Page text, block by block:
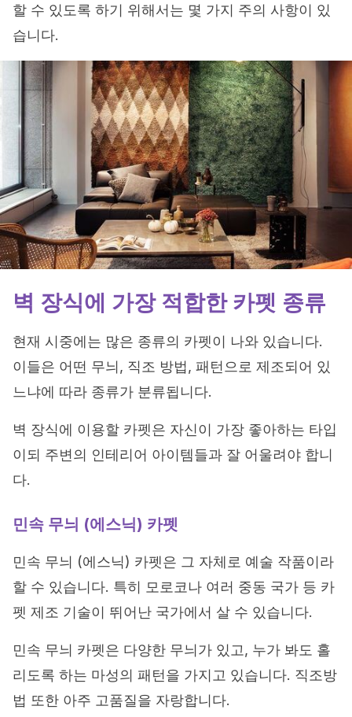
할 수 있도록 하기 위해서는 몇 가지 주의 사항이 있
습니다.
벽 장식에 가장 적합한 카펫 종류
현재 시중에는 많은 종류의 카펫이 나와 있습니다.
이들은 어떤 무늬, 직조 방법, 패턴으로 제조되어 있
느냐에 따라 종류가 분류됩니다.
벽 장식에 이용할 카펫은 자신이 가장 좋아하는 타입
이되 주변의 인테리어 아이템들과 잘 어울려야 합니
다.
민속 무늬 (에스닉) 카펫
민속 무늬 (에스닉) 카펫은 그 자체로 예술 작품이라
할 수 있습니다. 특히 모로코나 여러 중동 국가 등 카
펫 제조 기술이 뛰어난 국가에서 살 수 있습니다.
민속 무늬 카펫은 다양한 무늬가 있고, 누가 봐도 홀
리도록 하는 마성의 패턴을 가지고 있습니다. 직조방
법 또한 아주 고품질을 자랑합니다.